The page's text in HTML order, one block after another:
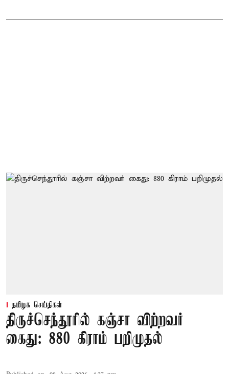
தமிழக செய்திகள்
திருச்செந்தூரில் கஞ்சா விற்றவர்
கைது: 880 கிராம் பறிமுதல்